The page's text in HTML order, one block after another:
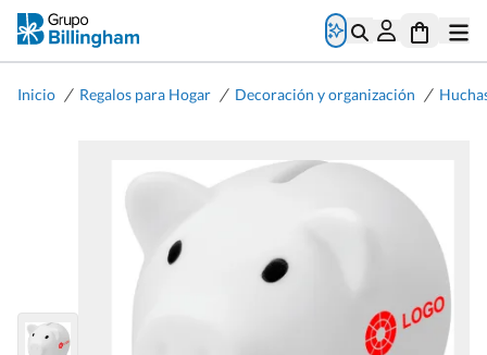
Inicio / Regalos para Hogar / Decoración y organización /